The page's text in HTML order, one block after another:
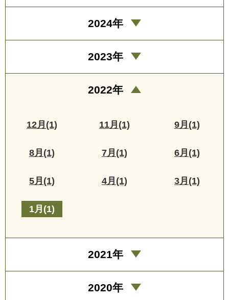
2024年
2023年
2022年
12月(1) 11月(1) 9月(1)
8月(1) 7月(1) 6月(1)
5月(1) 4月(1) 3月(1)
1月(1)
2021年
2020年